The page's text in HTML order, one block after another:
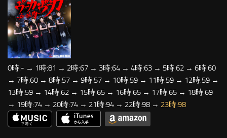
0時:- → 1時:81 → 2時:67 → 3時:64 → 4時:63 → 5時:62 → 6時:60
→ 7時:60 → 8時:57 → 9時:57 → 10時:59 → 11時:59 → 12時:59 →
13時:59 → 14時:62 → 15時:65 → 16時:65 → 17時:65 → 18時:69
→ 19時:74 → 20時:74 → 21時:94 → 22時:98 → 23時:98